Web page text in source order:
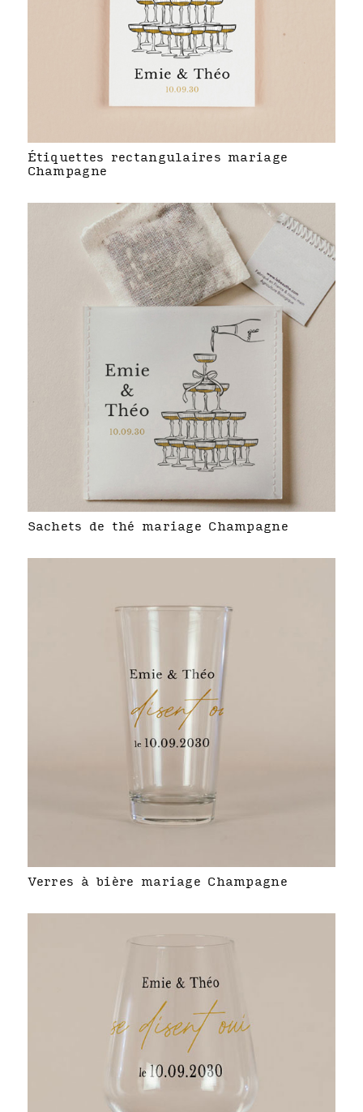
Étiquettes rectangulaires mariage
Champagne
Sachets de thé mariage Champagne
Verres à bière mariage Champagne